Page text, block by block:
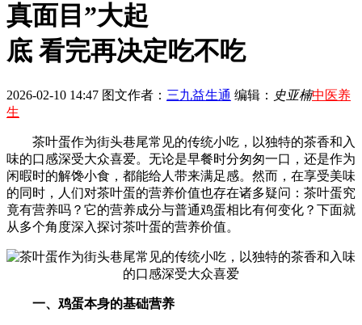
真面目”大起
底 看完再决定吃不吃
2026-02-10 14:47 图文作者： 三九益生通 编辑： 史亚楠中医养
生
茶叶蛋作为街头巷尾常见的传统小吃，以独特的茶香和入
味的口感深受大众喜爱。无论是早餐时分匆匆一口，还是作为
闲暇时的解馋小食，都能给人带来满足感。然而，在享受美味
的同时，人们对茶叶蛋的营养价值也存在诸多疑问：茶叶蛋究
竟有营养吗？它的营养成分与普通鸡蛋相比有何变化？下面就
从多个角度深入探讨茶叶蛋的营养价值。
一、鸡蛋本身的基础营养